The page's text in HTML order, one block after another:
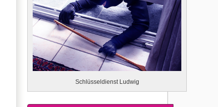
Schlüsseldienst Ludwig